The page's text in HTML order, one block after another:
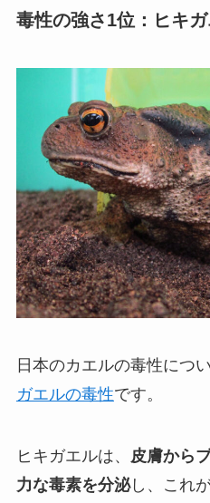
毒性の強さ1位：ヒキ
日本のカエルの毒性につ
ガエルの毒性です。
ヒキガエルは、
皮膚から
力な毒素を分泌し、これ